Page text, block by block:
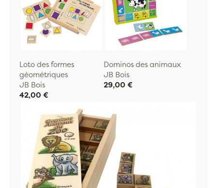
Loto des formes
géométriques
JB Bois
42,00 €
Dominos des animaux
JB Bois
29,00 €